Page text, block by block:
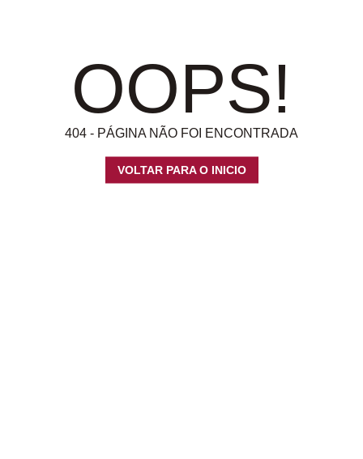
OOPS!
404 - PÁGINA NÃO FOI ENCONTRADA
VOLTAR PARA O INICIO